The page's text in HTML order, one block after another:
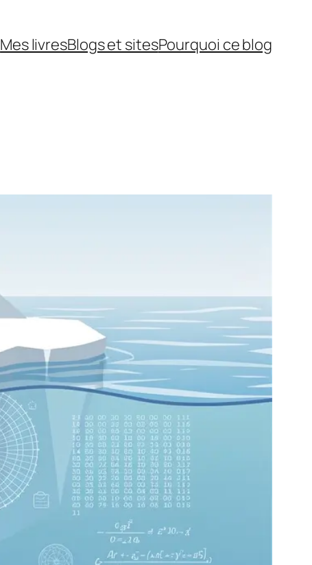
Mes livresBlogs et sitesPourquoi ce blog